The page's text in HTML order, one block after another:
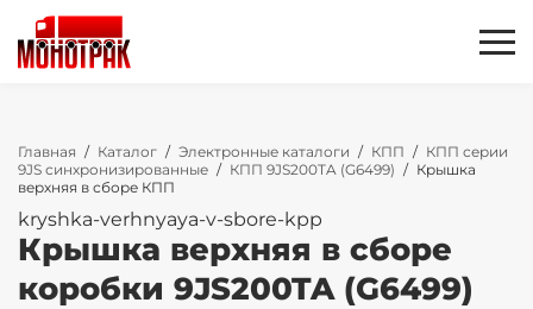
Главная / Каталог / Электронные каталоги / КПП / КПП серии
9JS синхронизированные / КПП 9JS200TA (G6499) / Крышка
верхняя в сборе КПП
kryshka-verhnyaya-v-sbore-kpp
Крышка верхняя в сборе
коробки 9JS200TA (G6499)